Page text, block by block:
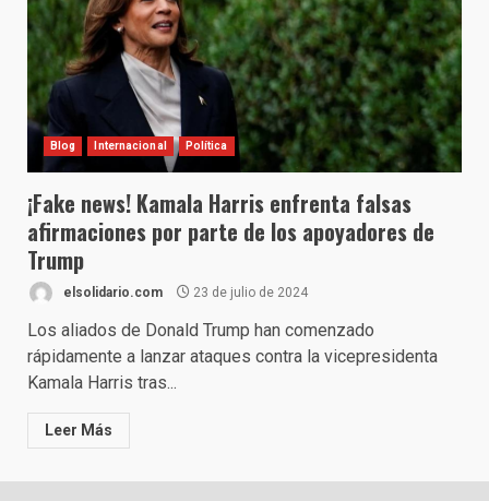
Blog Internacional Política
¡Fake news! Kamala Harris enfrenta falsas
afirmaciones por parte de los apoyadores de
Trump
elsolidario.com 23 de julio de 2024
Los aliados de Donald Trump han comenzado
rápidamente a lanzar ataques contra la vicepresidenta
Kamala Harris tras...
Leer Más